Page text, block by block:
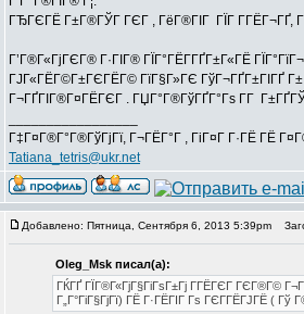
ГЂГЄГЁ Г±Г®ГЎГ ГЄГ , ГёГ®ГІГ ГЇГ Г­ГЁГ¬ГҐ,
Г’Г®Г«ГјГЄГ® Г·ГІГ® ГЇГ°ГЁГ­ГҐГ±Г«ГЁ
ГЈГ«ГЁГ©Г±ГЄГЁГ© ГїГ§Г»ГЄ ГўГ¬ГҐГ±ГІГҐ
Г¬ГҐГІГ®Г¤ГЁГЄГ . ГЏГ°Г®ГўГҐГ°Гѕ Г­Г
Г‡Г¤Г®Г°Г®ГўГјГї, Г¬ГЁГ°Г , ГіГ¤Г Г·ГЁ ГЁ
Tatiana_tetris@ukr.net
Добавлено: Пятница, Сентября 6, 2013 5:39pm
Oleg_Msk писал(а):
ГЌГҐ ГЇГ®Г«ГјГ§ГіГѕГ±Гј Г­ГЁГЄГ ГЄГ®Г©
Г„Г°ГіГ§ГјГї) ГЁ Г·ГЁГІГ Гѕ ГЄГ­ГЁГЈГЁ (